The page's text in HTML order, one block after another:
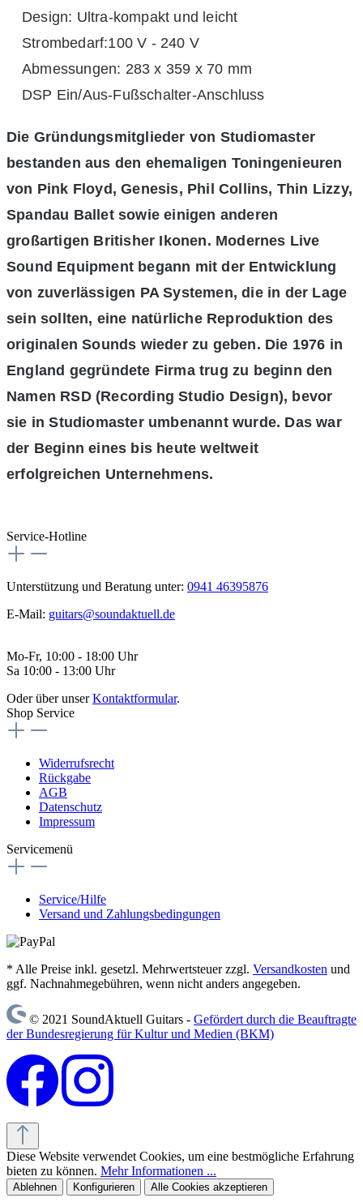
Design: Ultra-kompakt und leicht
Strombedarf:100 V - 240 V
Abmessungen: 283 x 359 x 70 mm
DSP Ein/Aus-Fußschalter-Anschluss
Die Gründungsmitglieder von Studiomaster
bestanden aus den ehemaligen Toningenieuren
von Pink Floyd, Genesis, Phil Collins, Thin Lizzy,
Spandau Ballet sowie einigen anderen
großartigen Britisher Ikonen. Modernes Live
Sound Equipment begann mit der Entwicklung
von zuverlässigen PA Systemen, die in der Lage
sein sollten, eine natürliche Reproduktion des
originalen Sounds wieder zu geben. Die 1976 in
England gegründete Firma trug zu beginn den
Namen RSD (Recording Studio Design), bevor
sie in Studiomaster umbenannt wurde. Das war
der Beginn eines bis heute weltweit
erfolgreichen Unternehmens.
Service-Hotline
Unterstützung und Beratung unter: 0941 46395876
E-Mail: guitars@soundaktuell.de
Mo-Fr, 10:00 - 18:00 Uhr
Sa 10:00 - 13:00 Uhr
Oder über unserKontaktformular.
Shop Service
Widerrufsrecht
Rückgabe
AGB
Datenschutz
Impressum
Servicemenü
Service/Hilfe
Versand und Zahlungsbedingungen
* Alle Preise inkl. gesetzl. Mehrwertsteuer zzgl. Versandkosten und
ggf. Nachnahmegebühren, wenn nicht anders angegeben.
© 2021 SoundAktuell Guitars - Gefördert durch die Beauftragte
der Bundesregierung für Kultur und Medien (BKM)
Diese Website verwendet Cookies, um eine bestmögliche Erfahrung
bieten zu können. Mehr Informationen ...
Ablehnen Konfigurieren Alle Cookies akzeptieren